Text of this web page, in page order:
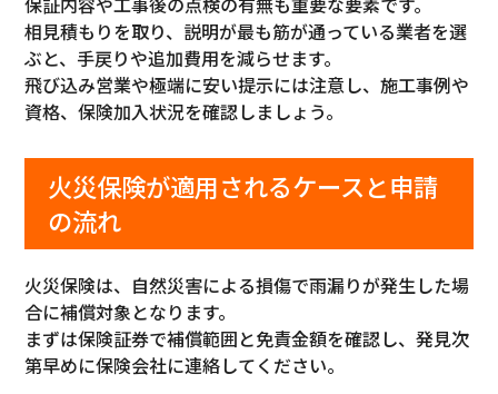
相見積もりを取り、説明が最も筋が通っている業者を選
ぶと、手戻りや追加費用を減らせます。
飛び込み営業や極端に安い提示には注意し、施工事例や
資格、保険加入状況を確認しましょう。
火災保険が適用されるケースと申請
の流れ
火災保険は、自然災害による損傷で雨漏りが発生した場
合に補償対象となります。
まずは保険証券で補償範囲と免責金額を確認し、発見次
第早めに保険会社に連絡してください。